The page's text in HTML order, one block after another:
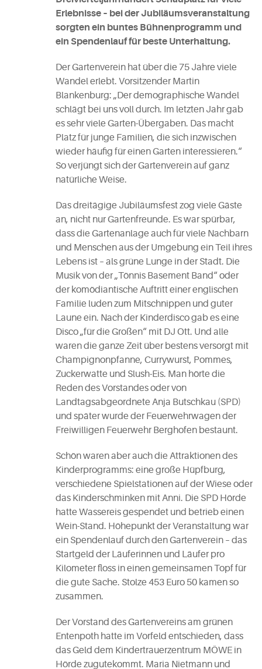
Erlebnisse – bei der Jubiläumsveranstaltung
sorgten ein buntes Bühnenprogramm und
ein Spendenlauf für beste Unterhaltung.
Der Gartenverein hat über die 75 Jahre viele
Wandel erlebt. Vorsitzender Martin
Blankenburg: „Der demographische Wandel
schlägt bei uns voll durch. Im letzten Jahr gab
es sehr viele Garten-Übergaben. Das macht
Platz für junge Familien, die sich inzwischen
wieder häufig für einen Garten interessieren.“
So verjüngt sich der Gartenverein auf ganz
natürliche Weise.
Das dreitägige Jubiläumsfest zog viele Gäste
an, nicht nur Gartenfreunde. Es war spürbar,
dass die Gartenanlage auch für viele Nachbarn
und Menschen aus der Umgebung ein Teil ihres
Lebens ist – als grüne Lunge in der Stadt. Die
Musik von der „Tönnis Basement Band“ oder
der komödiantische Auftritt einer englischen
Familie luden zum Mitschnippen und guter
Laune ein. Nach der Kinderdisco gab es eine
Disco „für die Großen“ mit DJ Ott. Und alle
waren die ganze Zeit über bestens versorgt mit
Champignonpfanne, Currywurst, Pommes,
Zuckerwatte und Slush-Eis. Man hörte die
Reden des Vorstandes oder von
Landtagsabgeordnete Anja Butschkau (SPD)
und später wurde der Feuerwehrwagen der
Freiwilligen Feuerwehr Berghofen bestaunt.
Schön waren aber auch die Attraktionen des
Kinderprogramms: eine große Hüpfburg,
verschiedene Spielstationen auf der Wiese oder
das Kinderschminken mit Anni. Die SPD Hörde
hatte Wassereis gespendet und betrieb einen
Wein-Stand. Höhepunkt der Veranstaltung war
ein Spendenlauf durch den Gartenverein – das
Startgeld der Läuferinnen und Läufer pro
Kilometer floss in einen gemeinsamen Topf für
die gute Sache. Stolze 453 Euro 50 kamen so
zusammen.
Der Vorstand des Gartenvereins am grünen
Entenpoth hatte im Vorfeld entschieden, dass
das Geld dem Kindertrauerzentrum MÖWE in
Hörde zugutekommt. Maria Nietmann und